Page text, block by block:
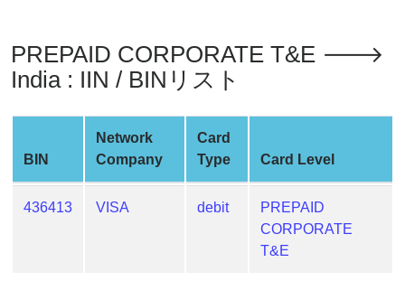
Credit
Card
Credit
Card
Checker
Service
PREPAID CORPORATE T&E 🡒
India : IIN / BINリスト
BIN
Network
Company
Card
Type
Card Level
436413 VISA debit
PREPAID
CORPORATE
T&E